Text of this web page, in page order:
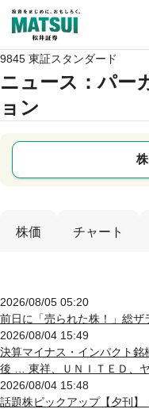
9845 東証スタンダード
ニュース ：パー
ョン
株価 チャート
2026/08/05 05:20
前日に「売られた株！」総
2026/08/04 15:49
決算マイナス・インパクト
後 … 東祥、ＵＮＩＴＥＤ、
2026/08/04 15:48
話題株ピックアップ【夕刊